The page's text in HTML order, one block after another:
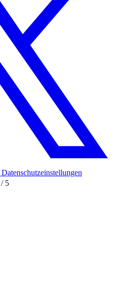
/ 5
Datenschutzeinstellungen